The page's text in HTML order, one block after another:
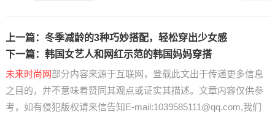
上一篇： 冬季减龄的3种巧妙搭配，轻松穿出少女感
下一篇： 韩国女艺人和网红示范的韩国妈妈穿搭
未来时尚网部分内容来源于互联网，登载此文出于传递更多信息
之目的，并不意味着赞同其观点或证实其描述。文章内容仅供参
考，如有侵犯版权请来信告知E-mail:1039585111@qq.com,我们